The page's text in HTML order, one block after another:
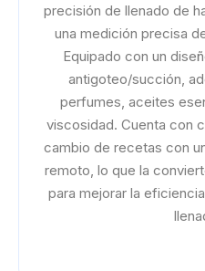
precisión de llenado de
una medición precisa
Equipado con un
antigoteo/succión,
perfumes, aceites
viscosidad. Cuenta con
cambio de recetas con
remoto, lo que la
para mejorar la